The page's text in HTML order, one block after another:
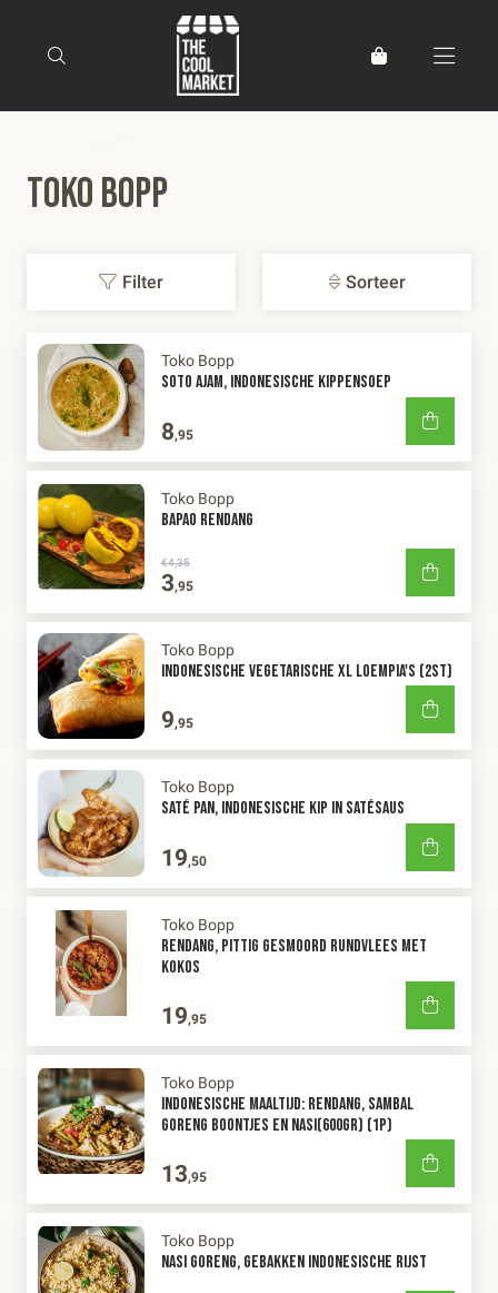
Toko Bopp
Filter Sorteer
Toko Bopp
SOTO AJAM, INDONESISCHE KIPPENSOEP
8,95
Toko Bopp
BAPAO RENDANG
€4,35
3,95
Toko Bopp
INDONESISCHE VEGETARISCHE XL LOEMPIA'S (2ST)
9,95
Toko Bopp
SATÉ PAN, INDONESISCHE KIP IN SATÉSAUS
19,50
Toko Bopp
RENDANG, PITTIG GESMOORD RUNDVLEES MET
KOKOS
19,95
Toko Bopp
INDONESISCHE MAALTIJD: RENDANG, SAMBAL
GORENG BOONTJES EN NASI(600GR) (1P)
13,95
Toko Bopp
NASI GORENG, GEBAKKEN INDONESISCHE RIJST